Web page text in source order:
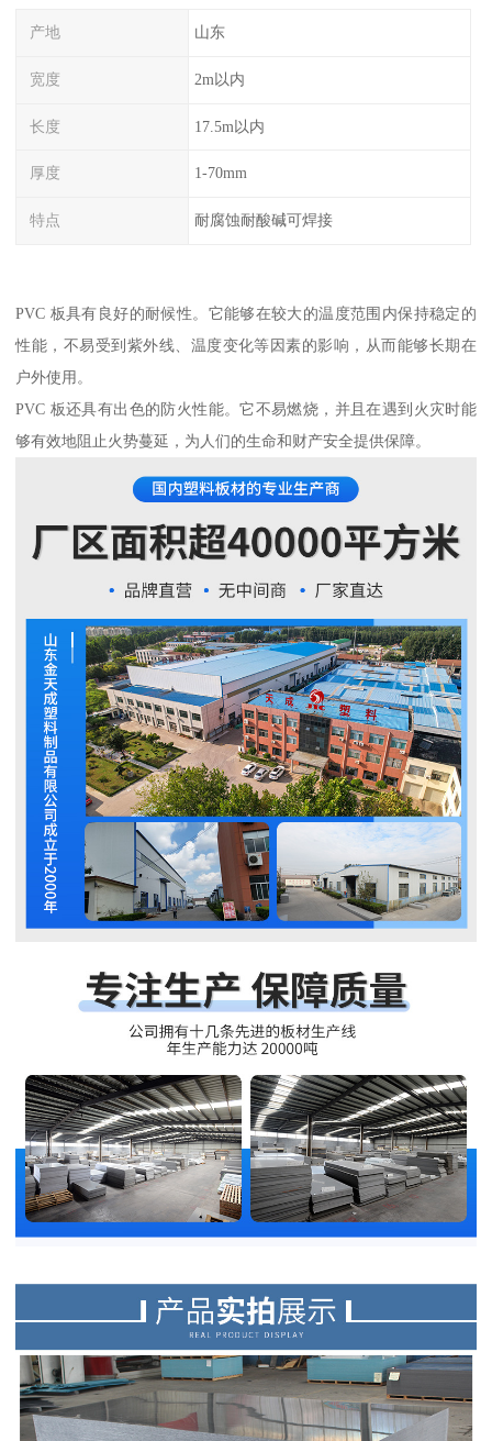
产地 山东
宽度 2m以内
长度 17.5m以内
厚度 1-70mm
特点 耐腐蚀耐酸碱可焊接
PVC 板具有良好的耐候性。它能够在较大的温度范围内保持稳定的
性能，不易受到紫外线、温度变化等因素的影响，从而能够长期在
户外使用。
PVC 板还具有出色的防火性能。它不易燃烧，并且在遇到火灾时能
够有效地阻止火势蔓延，为人们的生命和财产安全提供保障。